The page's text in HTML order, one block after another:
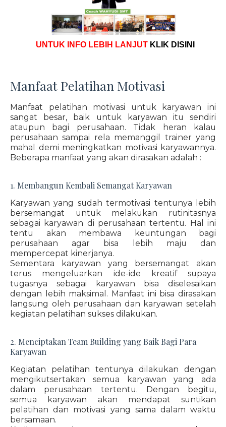
UNTUK INFO LEBIH LANJUT KLIK DISINI
Manfaat Pelatihan Motivasi
Manfaat pelatihan motivasi untuk karyawan ini
sangat besar, baik untuk karyawan itu sendiri
ataupun bagi perusahaan. Tidak heran kalau
perusahaan sampai rela memanggil trainer yang
mahal demi meningkatkan motivasi karyawannya.
Beberapa manfaat yang akan dirasakan adalah :
1. Membangun Kembali Semangat Karyawan
Karyawan yang sudah termotivasi tentunya lebih
bersemangat untuk melakukan rutinitasnya
sebagai karyawan di perusahaan tertentu. Hal ini
tentu akan membawa keuntungan bagi
perusahaan agar bisa lebih maju dan
mempercepat kinerjanya.
Sementara karyawan yang bersemangat akan
terus mengeluarkan ide-ide kreatif supaya
tugasnya sebagai karyawan bisa diselesaikan
dengan lebih maksimal. Manfaat ini bisa dirasakan
langsung oleh perusahaan dan karyawan setelah
kegiatan pelatihan sukses dilakukan.
2. Menciptakan Team Building yang Baik Bagi Para
Karyawan
Kegiatan pelatihan tentunya dilakukan dengan
mengikutsertakan semua karyawan yang ada
dalam perusahaan tertentu. Dengan begitu,
semua karyawan akan mendapat suntikan
pelatihan dan motivasi yang sama dalam waktu
bersamaan.